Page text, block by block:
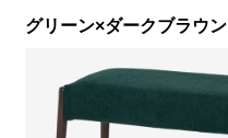
グリーン×ダークブラウン